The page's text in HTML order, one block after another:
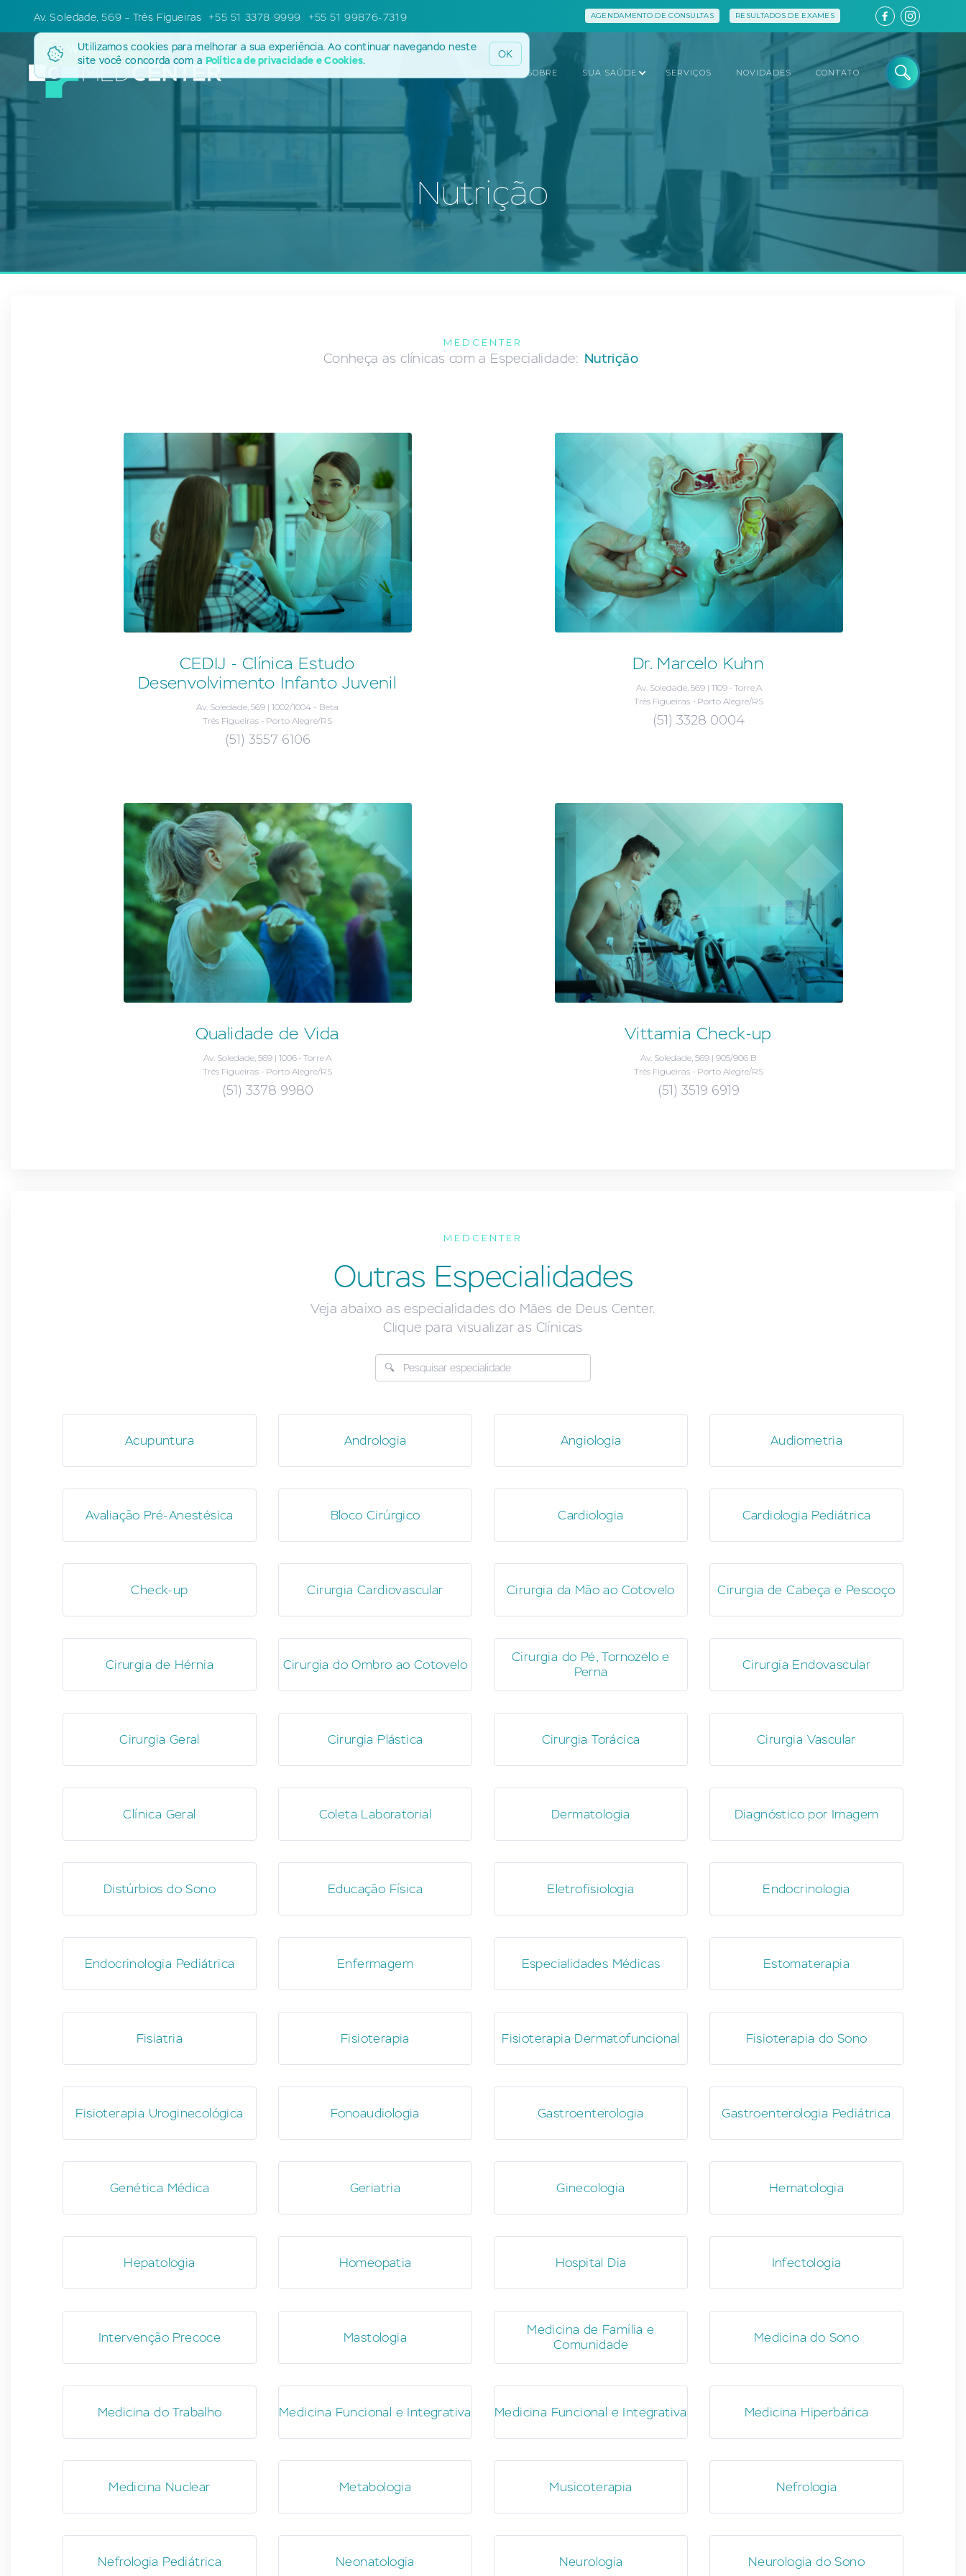
Av. Soledade, 569 – Três Figueiras +55 51 3378 9999 +55 51 99876-7319 RESULTADOS DE EXAMES
AGENDAMENTO DE CONSULTAS
WHATSAPP
Utilizamos cookies para melhorar a sua experiência. Ao continuar navegando neste
site você concorda com a Política de privacidade e Cookies. OK
SOBRE SUA SAÚDE SERVIÇOS NOVIDADES CONTATO
Nutrição
MEDCENTER
Conheça as clínicas com a Especialidade: Nutrição
CEDIJ - Clínica Estudo
Desenvolvimento Infanto Juvenil
Av. Soledade, 569 | 1002/1004 - Beta
Três Figueiras - Porto Alegre/RS
(51) 3557 6106
Dr. Marcelo Kuhn
Av. Soledade, 569 | 1109 - Torre A
Três Figueiras - Porto Alegre/RS
(51) 3328 0004
Qualidade de Vida
Av. Soledade, 569 | 1006 - Torre A
Três Figueiras - Porto Alegre/RS
(51) 3378 9980
Vittamia Check-up
Av. Soledade, 569 | 905/906 B
Três Figueiras - Porto Alegre/RS
(51) 3519 6919
MEDCENTER
Outras Especialidades
Veja abaixo as especialidades do Mães de Deus Center.
Clique para visualizar as Clínicas
Acupuntura Andrologia Angiologia Audiometria
Avaliação Pré-Anestésica Bloco Cirúrgico Cardiologia Cardiologia Pediátrica
Check-up Cirurgia Cardiovascular Cirurgia da Mão ao Cotovelo Cirurgia de Cabeça e Pescoço
Cirurgia de Hérnia Cirurgia do Ombro ao Cotovelo
Cirurgia do Pé, Tornozelo e
Perna
Cirurgia Endovascular
Cirurgia Geral Cirurgia Plástica Cirurgia Torácica Cirurgia Vascular
Clínica Geral Coleta Laboratorial Dermatologia Diagnóstico por Imagem
Distúrbios do Sono Educação Física Eletrofisiologia Endocrinologia
Endocrinologia Pediátrica Enfermagem Especialidades Médicas Estomaterapia
Fisiatria Fisioterapia Fisioterapia Dermatofuncional Fisioterapia do Sono
Fisioterapia Uroginecológica Fonoaudiologia Gastroenterologia Gastroenterologia Pediátrica
Genética Médica Geriatria Ginecologia Hematologia
Hepatologia Homeopatia Hospital Dia Infectologia
Intervenção Precoce Mastologia
Medicina de Família e
Comunidade
Medicina do Sono
Medicina do Trabalho Medicina Funcional e Integrativa Medicina Funcional e Integrativa Medicina Hiperbárica
Medicina Nuclear Metabologia Musicoterapia Nefrologia
Nefrologia Pediátrica Neonatologia Neurologia Neurologia do Sono